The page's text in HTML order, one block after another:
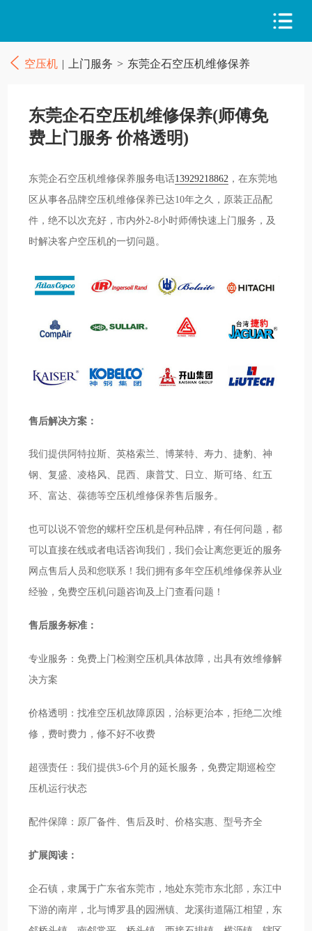
空压机 | 上门服务 > 东莞企石空压机维修保养
东莞企石空压机维修保养(师傅免
费上门服务 价格透明)
东莞企石空压机维修保养服务电话13929218862 ，在东莞地
区从事各品牌空压机维修保养已达10年之久，原装正品配
件，绝不以次充好，市内外2-8小时师傅快速上门服务，及
时解决客户空压机的一切问题。
售后解决方案：
我们提供阿特拉斯、英格索兰、博莱特、寿力、捷豹、神
钢、复盛、凌格风、昆西、康普艾、日立、斯可络、红五
环、富达、葆德等空压机维修保养售后服务。
也可以说不管您的螺杆空压机是何种品牌，有任何问题，都
可以直接在线或者电话咨询我们，我们会让离您更近的服务
网点售后人员和您联系！我们拥有多年空压机维修保养从业
经验，免费空压机问题咨询及上门查看问题！
售后服务标准：
专业服务：免费上门检测空压机具体故障，出具有效维修解
决方案
价格透明：找准空压机故障原因，治标更治本，拒绝二次维
修，费时费力，修不好不收费
超强责任：我们提供3-6个月的延长服务，免费定期巡检空
压机运行状态
配件保障：原厂备件、售后及时、价格实惠、型号齐全
扩展阅读：
企石镇，隶属于广东省东莞市，地处东莞市东北部，东江中
下游的南岸，北与博罗县的园洲镇、龙溪街道隔江相望，东